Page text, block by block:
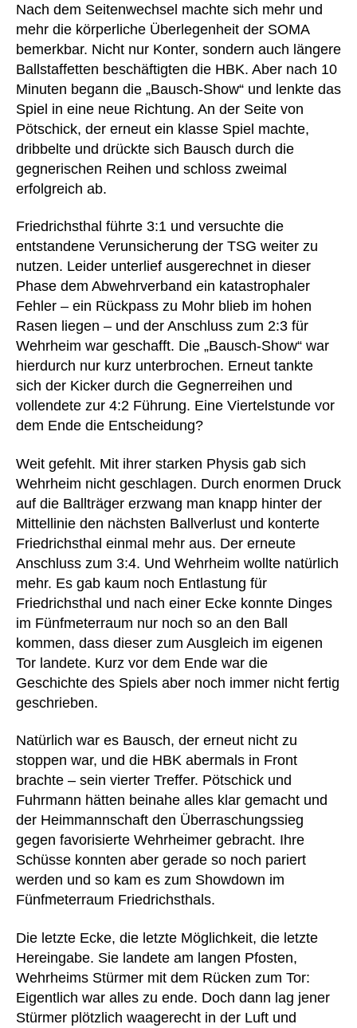
Nach dem Seitenwechsel machte sich mehr und
mehr die körperliche Überlegenheit der SOMA
bemerkbar. Nicht nur Konter, sondern auch längere
Ballstaffetten beschäftigten die HBK. Aber nach 10
Minuten begann die „Bausch-Show“ und lenkte das
Spiel in eine neue Richtung. An der Seite von
Pötschick, der erneut ein klasse Spiel machte,
dribbelte und drückte sich Bausch durch die
gegnerischen Reihen und schloss zweimal
erfolgreich ab.
Friedrichsthal führte 3:1 und versuchte die
entstandene Verunsicherung der TSG weiter zu
nutzen. Leider unterlief ausgerechnet in dieser
Phase dem Abwehrverband ein katastrophaler
Fehler – ein Rückpass zu Mohr blieb im hohen
Rasen liegen – und der Anschluss zum 2:3 für
Wehrheim war geschafft. Die „Bausch-Show“ war
hierdurch nur kurz unterbrochen. Erneut tankte
sich der Kicker durch die Gegnerreihen und
vollendete zur 4:2 Führung. Eine Viertelstunde vor
dem Ende die Entscheidung?
Weit gefehlt. Mit ihrer starken Physis gab sich
Wehrheim nicht geschlagen. Durch enormen Druck
auf die Ballträger erzwang man knapp hinter der
Mittellinie den nächsten Ballverlust und konterte
Friedrichsthal einmal mehr aus. Der erneute
Anschluss zum 3:4. Und Wehrheim wollte natürlich
mehr. Es gab kaum noch Entlastung für
Friedrichsthal und nach einer Ecke konnte Dinges
im Fünfmeterraum nur noch so an den Ball
kommen, dass dieser zum Ausgleich im eigenen
Tor landete. Kurz vor dem Ende war die
Geschichte des Spiels aber noch immer nicht fertig
geschrieben.
Natürlich war es Bausch, der erneut nicht zu
stoppen war, und die HBK abermals in Front
brachte – sein vierter Treffer. Pötschick und
Fuhrmann hätten beinahe alles klar gemacht und
der Heimmannschaft den Überraschungssieg
gegen favorisierte Wehrheimer gebracht. Ihre
Schüsse konnten aber gerade so noch pariert
werden und so kam es zum Showdown im
Fünfmeterraum Friedrichsthals.
Die letzte Ecke, die letzte Möglichkeit, die letzte
Hereingabe. Sie landete am langen Pfosten,
Wehrheims Stürmer mit dem Rücken zum Tor:
Eigentlich war alles zu ende. Doch dann lag jener
Stürmer plötzlich waagerecht in der Luft und